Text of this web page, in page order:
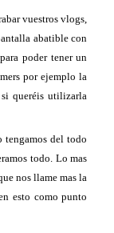
vuestros vlogs,
abatible con
poder tener un
por ejemplo la
queréis utilizarla
tengamos del todo
todo. Lo mas
nos llame mas la
esto como punto